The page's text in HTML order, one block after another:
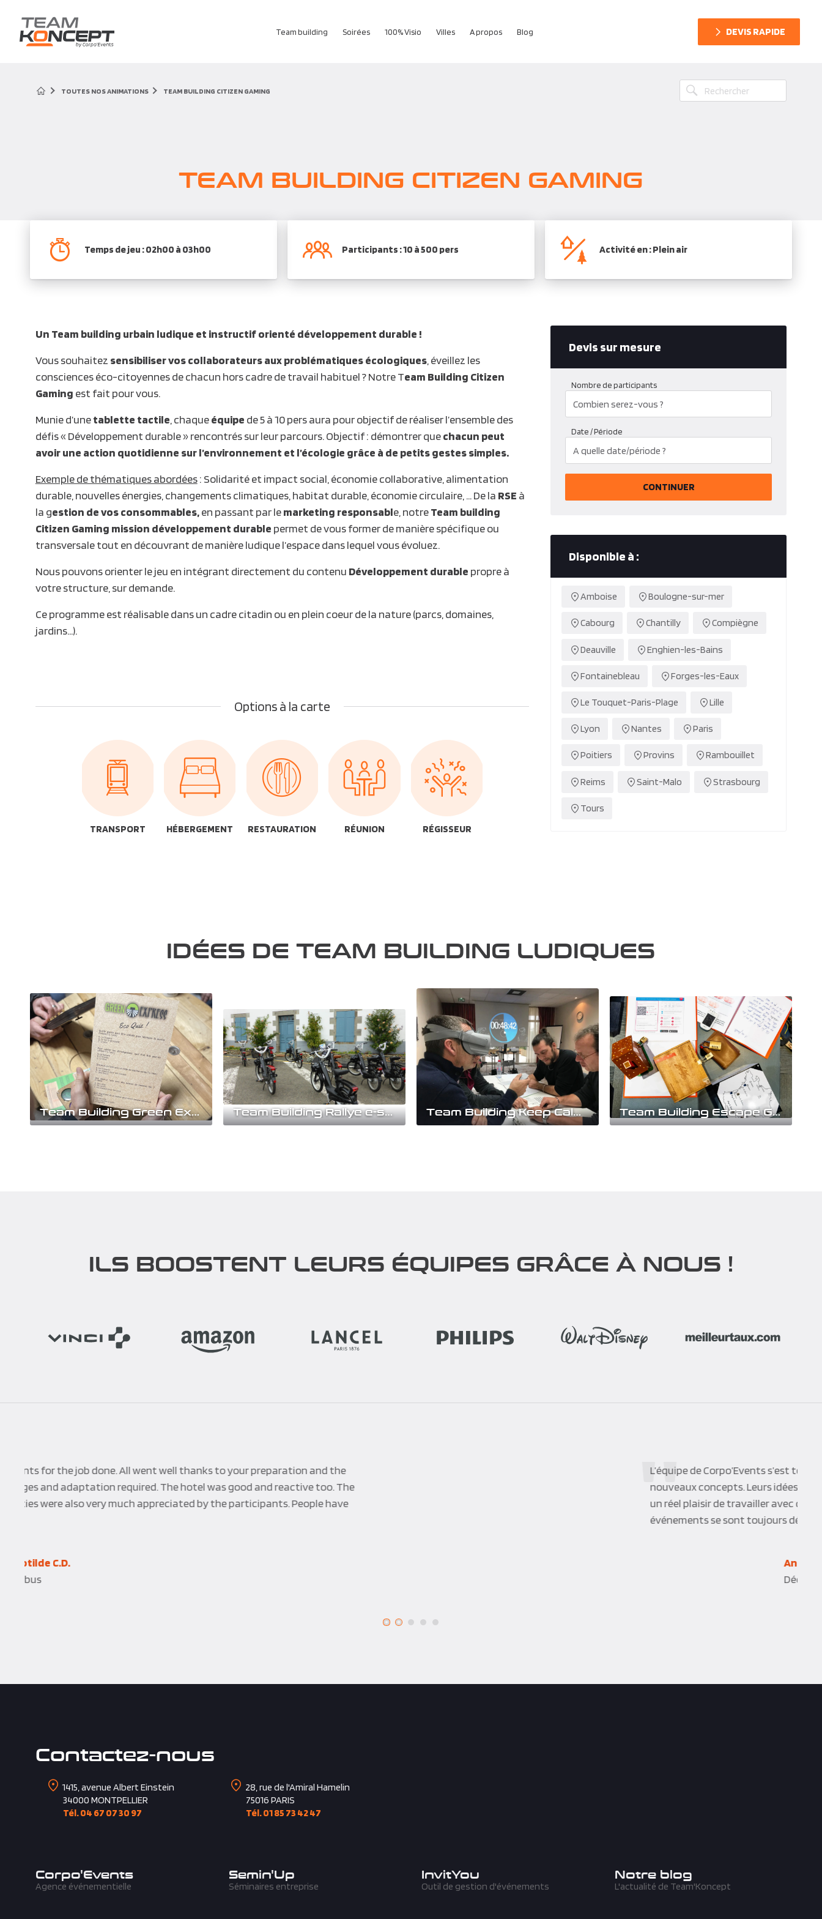
Team building Soirées 100% Visio Villes A propos Blog DEVIS RAPIDE
TOUTES NOS ANIMATIONS TEAM BUILDING CITIZEN GAMING
TEAM BUILDING CITIZEN GAMING
Temps de jeu : 02h00 à 03h00 Participants : 10 à 500 pers Activité en : Plein air
Un Team building urbain ludique et instructif orienté développement durable !
Vous souhaitez sensibiliser vos collaborateurs aux problématiques écologiques, éveillez les
consciences éco-citoyennes de chacun hors cadre de travail habituel ? Notre Team Building Citizen
Gaming est fait pour vous.
Munie d’unetablette tactile , chaqueéquipe de 5 à 10 pers aura pour objectif de réaliser l’ensemble des
défis « Développement durable » rencontrés sur leur parcours. Objectif : démontrer quechacun peut
avoir une action quotidienne sur l’environnement et l’écologie grâce à de petits gestes simples.
Exemple de thématiques abordées: Solidarité et impact social, économie collaborative, alimentation
durable, nouvelles énergies, changements climatiques, habitat durable, économie circulaire, … De la RSE à
la gestion de vos consommables,en passant par lemarketing responsable, notreTeam building
Citizen Gaming mission développement durable permet de vous former de manière spécifique ou
transversale tout en découvrant de manière ludique l’espace dans lequel vous évoluez.
Nous pouvons orienter le jeu en intégrant directement du contenu Développement durable propre à
votre structure, sur demande.
Ce programme est réalisable dans un cadre citadin ou en plein coeur de la nature (parcs, domaines,
jardins…).
Options à la carte
TRANSPORT HÉBERGEMENT RESTAURATION RÉUNION RÉGISSEUR
Devis sur mesure
Nombre de participants
Date / Période
CONTINUER
Disponible à :
Amboise Boulogne-sur-mer
Cabourg Chantilly Compiègne
Deauville Enghien-les-Bains
Fontainebleau Forges-les-Eaux
Le Touquet-Paris-Plage Lille
Lyon Nantes Paris
Poitiers Provins Rambouillet
Reims Saint-Malo Strasbourg
Tours
IDÉES DE TEAM BUILDING LUDIQUES
Team Building Green Express Team Building Rallye e-solex Team Building Keep Calm & Talk Team Building Escape Game RSE
ILS BOOSTENT LEURS ÉQUIPES GRÂCE À NOUS !
L’équipe de Corpo’Events s’est toujours adaptée à nos demandes en étant force de proposition sur de
nouveaux concepts. Leurs idées fusent, et il y a toujours une solution pour répondre favorablement. C’est
un réel plaisir de travailler avec cette équipe de par son professionnalisme et son sens du service. Les
Contactez-nous
1415, avenue Albert Einstein
34000 MONTPELLIER
Tél. 04 67 07 30 97
28, rue de l'Amiral Hamelin
75016 PARIS
Tél. 01 85 73 42 47
Corpo'Events
Agence événementielle
Semin'Up
Séminaires entreprise
InvitYou
Outil de gestion d'événements
Notre blog
L'actualité de Team'Koncept